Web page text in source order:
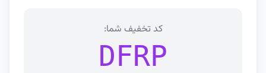
کد تخفیف شما:
DFRP